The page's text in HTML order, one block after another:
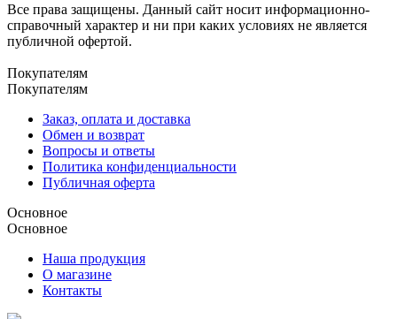
Все права защищены. Данный сайт носит информационно-
справочный характер и ни при каких условиях не является
публичной офертой.
Покупателям
Покупателям
Заказ, оплата и доставка
Обмен и возврат
Вопросы и ответы
Политика конфиденциальности
Публичная оферта
Основное
Основное
Наша продукция
О магазине
Контакты